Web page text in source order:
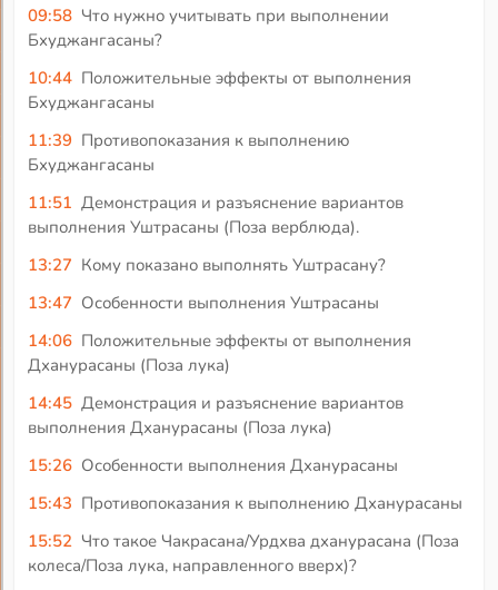
09:58 Что нужно учитывать при выполнении
Бхуджангасаны?
10:44 Положительные эффекты от выполнения
Бхуджангасаны
11:39 Противопоказания к выполнению
Бхуджангасаны
11:51 Демонстрация и разъяснение вариантов
выполнения Уштрасаны (Поза верблюда).
13:27 Кому показано выполнять Уштрасану?
13:47 Особенности выполнения Уштрасаны
14:06 Положительные эффекты от выполнения
Дханурасаны (Поза лука)
14:45 Демонстрация и разъяснение вариантов
выполнения Дханурасаны (Поза лука)
15:26 Особенности выполнения Дханурасаны
15:43 Противопоказания к выполнению Дханурасаны
15:52 Что такое Чакрасана/Урдхва дханурасана (Поза
колеса/Поза лука, направленного вверх)?